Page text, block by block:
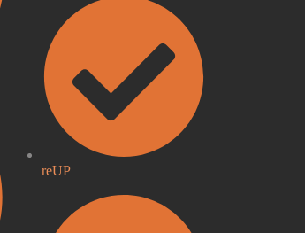
reUP